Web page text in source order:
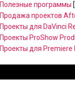
Полезные программы
Продажа проектов
Проекты для DaVinci
Проекты ProShow
Проекты для Premiere